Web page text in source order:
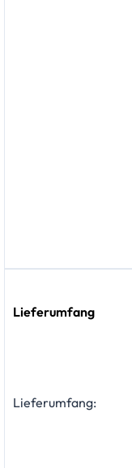
Lieferumfang
Lieferumfang: